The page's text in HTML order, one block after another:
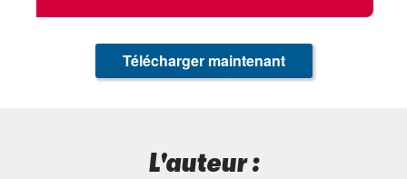
Télécharger maintenant
L'auteur :